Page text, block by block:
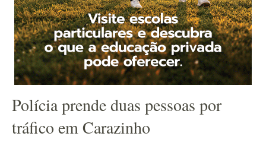
Polícia prende duas pessoas por
tráfico em Carazinho